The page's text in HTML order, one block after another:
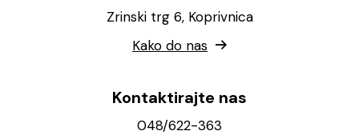
Zrinski trg 6, Koprivnica
Kako do nas
Kontaktirajte nas
048/622-363